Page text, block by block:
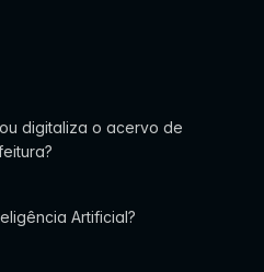
digitaliza o acervo de
Artificial?